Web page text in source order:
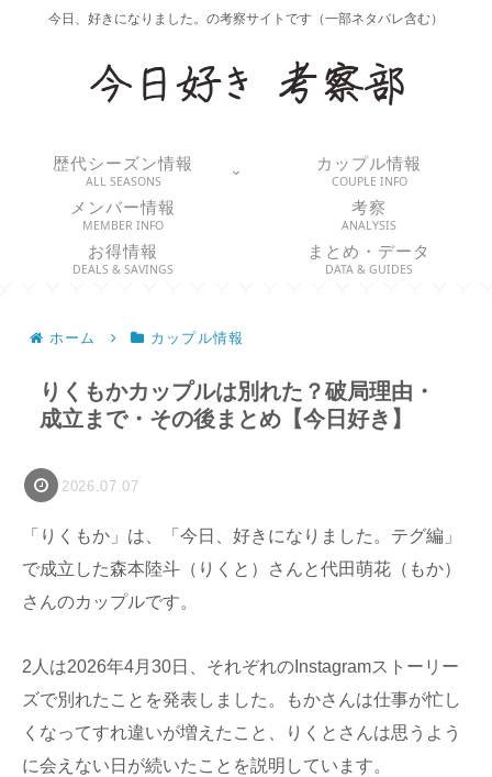
今日、好きになりました。の考察サイトです（一部ネタバレ含む）
歴代シーズン情報
ALL SEASONS
カップル情報
COUPLE INFO
メンバー情報
MEMBER INFO
考察
ANALYSIS
お得情報
DEALS & SAVINGS
まとめ・データ
DATA & GUIDES
ホーム カップル情報
りくもかカップルは別れた？破局理由・
成立まで・その後まとめ【今日好き】
2026.07.07
「りくもか」は、「今日、好きになりました。テグ編」
で成立した森本陸斗（りくと）さんと代田萌花（もか）
さんのカップルです。
2人は2026年4月30日、それぞれのInstagramストーリー
ズで別れたことを発表しました。もかさんは仕事が忙し
くなってすれ違いが増えたこと、りくとさんは思うよう
に会えない日が続いたことを説明しています。